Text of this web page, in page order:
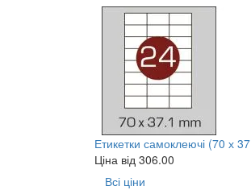
Етикетки самоклеючі (70 х
Ціна від 306.00
Всі ціни